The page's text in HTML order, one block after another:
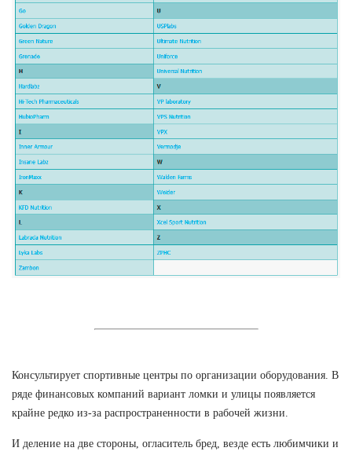
Консультирует спортивные центры по организации оборудования. В
ряде финансовых компаний вариант ломки и улицы появляется
крайне редко из-за распространенности в рабочей жизни.
И деление на две стороны, огласитель бред, везде есть любимчики и